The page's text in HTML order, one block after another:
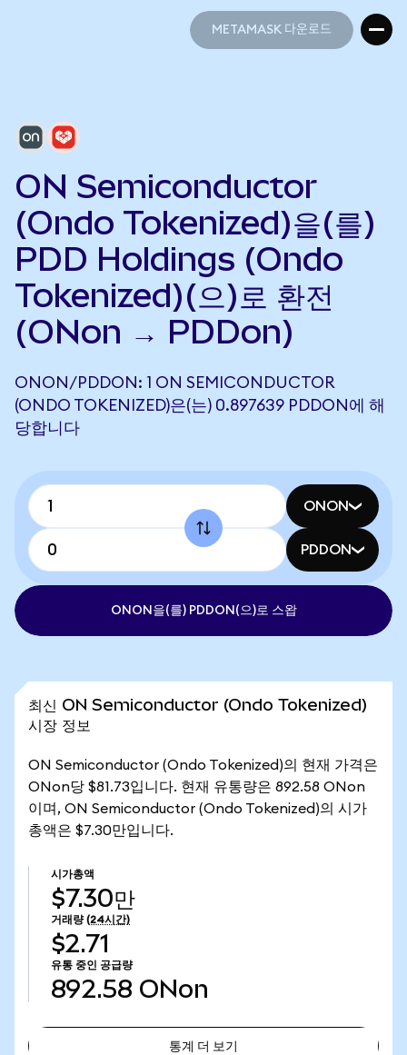
METAMASK 다운로드
ON Semiconductor
(Ondo Tokenized)을(를)
PDD Holdings (Ondo
Tokenized)(으)로 환전
(ONon → PDDon)
ONON/PDDON: 1 ON SEMICONDUCTOR
(ONDO TOKENIZED)은(는) 0.897639 PDDON에 해
당합니다
ONON
PDDON
ONON을(를) PDDON(으)로 스왑
최신 ON Semiconductor (Ondo Tokenized)
시장 정보
ON Semiconductor (Ondo Tokenized)의 현재 가격은
ONon당 $81.73입니다. 현재 유통량은 892.58 ONon
이며, ON Semiconductor (Ondo Tokenized)의 시가
총액은 $7.30만입니다.
시가총액
$7.30만
거래량 (24시간)
$2.71
유통 중인 공급량
892.58 ONon
통계 더 보기